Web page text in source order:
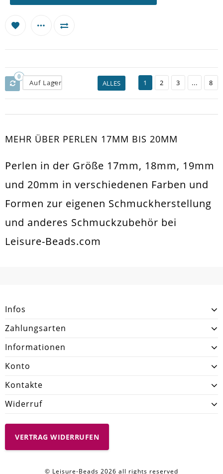
0
Auf Lager ALLES 1 2 3 ... 8
MEHR ÜBER PERLEN 17MM BIS 20MM
Perlen in der Größe 17mm, 18mm, 19mm
und 20mm in verschiedenen Farben und
Formen zur eigenen Schmuckherstellung
und anderes Schmuckzubehör bei
Leisure-Beads.com
Infos
Zahlungsarten
Informationen
Konto
Kontakte
Widerruf
VERTRAG WIDERRUFEN
© Leisure-Beads 2026 all rights reserved